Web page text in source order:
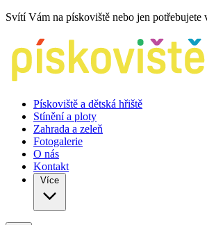
Svítí Vám na pískoviště nebo jen potřebujete
Pískoviště a dětská hřiště
Stínění a ploty
Zahrada a zeleň
Fotogalerie
O nás
Kontakt
Více